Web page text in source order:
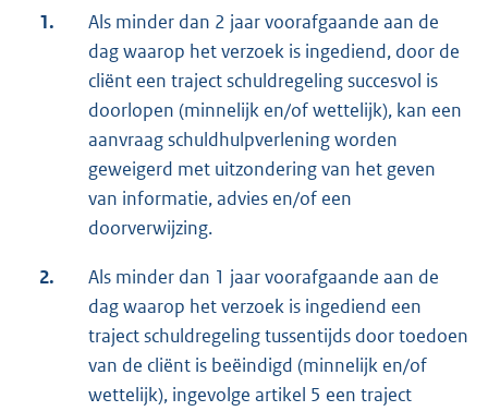
1.
Als minder dan 2 jaar voorafgaande aan de
dag waarop het verzoek is ingediend, door de
cliënt een traject schuldregeling succesvol is
doorlopen (minnelijk en/of wettelijk), kan een
aanvraag schuldhulpverlening worden
geweigerd met uitzondering van het geven
van informatie, advies en/of een
doorverwijzing.
2.
Als minder dan 1 jaar voorafgaande aan de
dag waarop het verzoek is ingediend een
traject schuldregeling tussentijds door toedoen
van de cliënt is beëindigd (minnelijk en/of
wettelijk), ingevolge artikel 5 een traject